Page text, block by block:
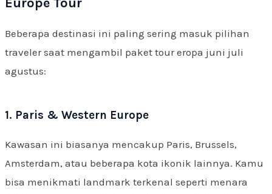
Europe Tour
Beberapa destinasi ini paling sering masuk pilihan
traveler saat mengambil paket tour eropa juni juli
agustus:
1. Paris & Western Europe
Kawasan ini biasanya mencakup Paris, Brussels,
Amsterdam, atau beberapa kota ikonik lainnya. Kamu
bisa menikmati landmark terkenal seperti menara